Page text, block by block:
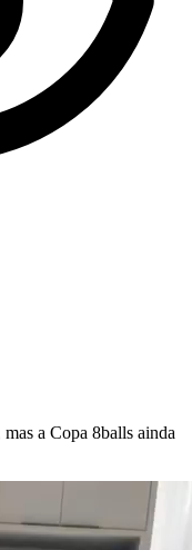
a Copa 8balls ainda